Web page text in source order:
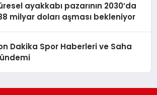
ayakkabı pazarının 2030’da
milyar doları aşması bekleniyor
Dakika Spor Haberleri ve Saha